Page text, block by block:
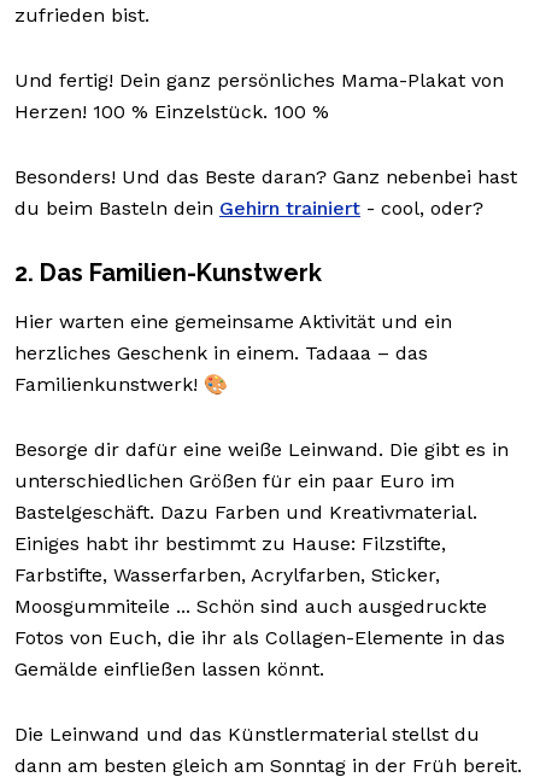
zufrieden bist.
Und fertig! Dein ganz persönliches Mama-Plakat von
Herzen! 100 % Einzelstück. 100 %
Besonders! Und das Beste daran? Ganz nebenbei hast
du beim Basteln dein Gehirn trainiert - cool, oder?
2. Das Familien-Kunstwerk
Hier warten eine gemeinsame Aktivität und ein
herzliches Geschenk in einem. Tadaaa – das
Familienkunstwerk! 🎨
Besorge dir dafür eine weiße Leinwand. Die gibt es in
unterschiedlichen Größen für ein paar Euro im
Bastelgeschäft. Dazu Farben und Kreativmaterial.
Einiges habt ihr bestimmt zu Hause: Filzstifte,
Farbstifte, Wasserfarben, Acrylfarben, Sticker,
Moosgummiteile ... Schön sind auch ausgedruckte
Fotos von Euch, die ihr als Collagen-Elemente in das
Gemälde einfließen lassen könnt.
Die Leinwand und das Künstlermaterial stellst du
dann am besten gleich am Sonntag in der Früh bereit.